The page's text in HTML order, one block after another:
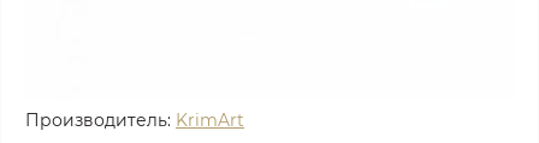
Производитель: KrimArt